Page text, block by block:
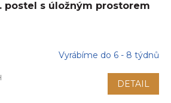
postel s úložným prostorem
Vyrábíme do 6 - 8 týdnů
DETAIL